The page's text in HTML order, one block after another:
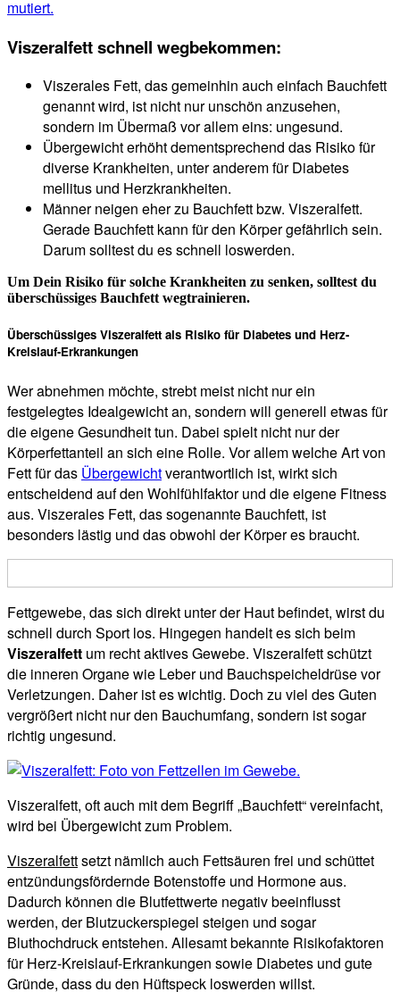
Viszeralfett schnell wegbekommen:
Viszerales Fett, das gemeinhin auch einfach Bauchfett
genannt wird, ist nicht nur unschön anzusehen,
sondern im Übermaß vor allem eins: ungesund.
Übergewicht erhöht dementsprechend das Risiko für
diverse Krankheiten, unter anderem für Diabetes
mellitus und Herzkrankheiten.
Männer neigen eher zu Bauchfett bzw. Viszeralfett.
Gerade Bauchfett kann für den Körper gefährlich sein.
Darum solltest du es schnell loswerden.
Um Dein Risiko für solche Krankheiten zu senken, solltest du
überschüssiges Bauchfett wegtrainieren.
Überschüssiges Viszeralfett als Risiko für Diabetes und Herz-
Kreislauf-Erkrankungen
Wer abnehmen möchte, strebt meist nicht nur ein
festgelegtes Idealgewicht an, sondern will generell etwas für
die eigene Gesundheit tun. Dabei spielt nicht nur der
Körperfettanteil an sich eine Rolle. Vor allem welche Art von
Fett für das Übergewichtverantwortlich ist, wirkt sich
entscheidend auf den Wohlfühlfaktor und die eigene Fitness
aus. Viszerales Fett, das sogenannte Bauchfett, ist
besonders lästig und das obwohl der Körper es braucht.
Fettgewebe, das sich direkt unter der Haut befindet, wirst du
schnell durch Sport los. Hingegen handelt es sich beim
Viszeralfett um recht aktives Gewebe. Viszeralfett schützt
die inneren Organe wie Leber und Bauchspeicheldrüse vor
Verletzungen. Daher ist es wichtig. Doch zu viel des Guten
vergrößert nicht nur den Bauchumfang, sondern ist sogar
richtig ungesund.
Viszeralfett, oft auch mit dem Begriff „Bauchfett“ vereinfacht,
wird bei Übergewicht zum Problem.
Viszeralfettsetzt nämlich auch Fettsäuren frei und schüttet
entzündungsfördernde Botenstoffe und Hormone aus.
Dadurch können die Blutfettwerte negativ beeinflusst
werden, der Blutzuckerspiegel steigen und sogar
Bluthochdruck entstehen. Allesamt bekannte Risikofaktoren
für Herz-Kreislauf-Erkrankungen sowie Diabetes und gute
Gründe, dass du den Hüftspeck loswerden willst.